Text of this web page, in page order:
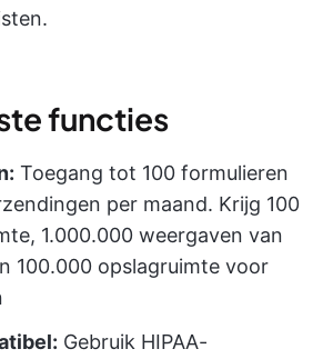
functies
Toegang tot 100 formulieren
per maand. Krijg 100
1.000.000 weergaven van
100.000 opslagruimte voor
Gebruik HIPAA-